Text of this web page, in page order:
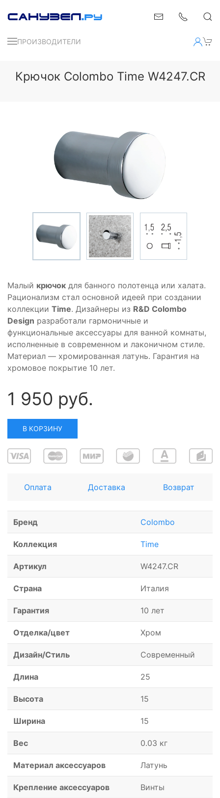
ПРОИЗВОДИТЕЛИ
Крючок Colombo Time W4247.CR
Малый крючок для банного полотенца или халата.
Рационализм стал основной идеей при создании
коллекции Time. Дизайнеры из R&D Colombo
Design разработали гармоничные и
функциональные аксессуары для ванной комнаты,
исполненные в современном и лаконичном стиле.
Материал — хромированная латунь. Гарантия на
хромовое покрытие 10 лет.
1 950 руб.
В КОРЗИНУ
Оплата Доставка Возврат
Бренд Colombo
Коллекция Time
Артикул W4247.CR
Страна Италия
Гарантия 10 лет
Отделка/цвет Хром
Дизайн/Стиль Современный
Длина 25
Высота 15
Ширина 15
Вес 0.03 кг
Материал аксессуаров Латунь
Крепление аксессуаров Винты